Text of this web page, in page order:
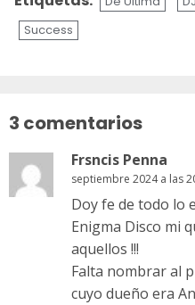
Success
3 comentarios
Frsncis Penna
septiembre 2024 a las
Doy fe de todo lo
Enigma Disco mi
aquellos !!!
Falta nombrar al
cuyo dueño era